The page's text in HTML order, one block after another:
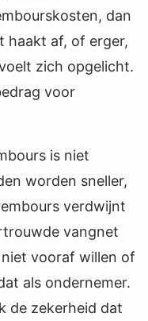
dan
haakt af, of erger,
zich opgelicht.
voor
is niet
worden sneller,
verdwijnt
vangnet
vooraf willen of
als ondernemer.
de zekerheid dat